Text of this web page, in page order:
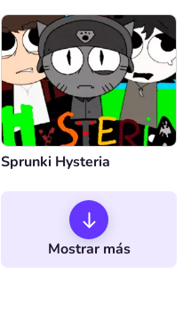
Sprunki Hysteria
Mostrar más